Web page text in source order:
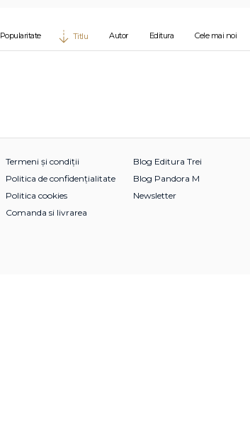
Popularitate Titlu Autor Editura Cele mai noi
Termeni și condiții
Politica de confidențialitate
Politica cookies
Comanda si livrarea
Blog Editura Trei
Blog Pandora M
Newsletter